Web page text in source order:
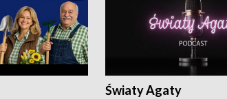
Światy Agaty